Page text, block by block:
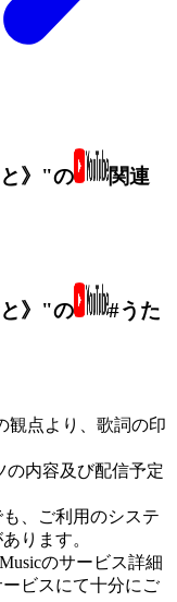
》"の
関連
》"の
#うた
観点より、歌詞の印
の内容及び配信予定
、ご利用のシステ
ります。
のサービス詳細
ビスにて十分にご